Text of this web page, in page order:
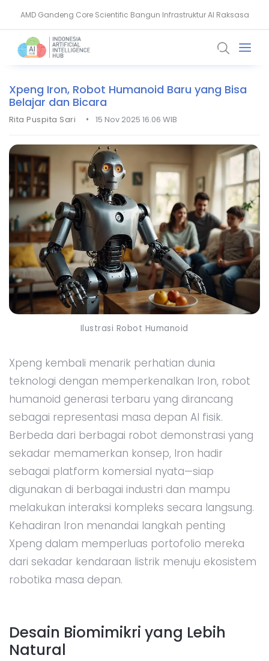
AMD Gandeng Core Scientific Bangun Infrastruktur AI Raksasa
AI Pangkas Penemuan Obat Jadi Setahun, China Melesat
Xpeng Iron, Robot Humanoid Baru yang Bisa
Belajar dan Bicara
Rita Puspita Sari • 15 Nov 2025 16.06 WIB
Ilustrasi Robot Humanoid
Xpeng kembali menarik perhatian dunia
teknologi dengan memperkenalkan Iron, robot
humanoid generasi terbaru yang dirancang
sebagai representasi masa depan AI fisik.
Berbeda dari berbagai robot demonstrasi yang
sekadar memamerkan konsep, Iron hadir
sebagai platform komersial nyata—siap
digunakan di berbagai industri dan mampu
melakukan interaksi kompleks secara langsung.
Kehadiran Iron menandai langkah penting
Xpeng dalam memperluas portofolio mereka
dari sekadar kendaraan listrik menuju ekosistem
robotika masa depan.
Desain Biomimikri yang Lebih
Natural